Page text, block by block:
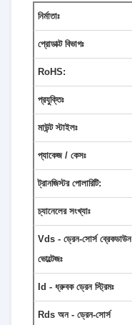
নির্মাতাঃ
প্রোডাক্ট বিভাগঃ
RoHS:
প্রযুক্তিঃ
মাউন্ট স্টাইলঃ
প্যাকেজ / কেসঃ
ট্রানজিস্টর পোলারিটি:
চ্যানেলের সংখ্যাঃ
Vds - ড্রেন-সোর্স ব্রেকডাউন
ভোল্টেজঃ
Id - ধ্রুবক ড্রেন স্ট্রিমঃ
Rds অন - ড্রেন-সোর্স